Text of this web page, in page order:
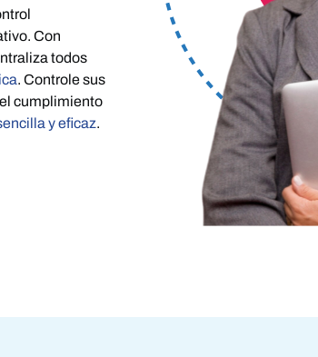
Seguimiento del gasto por proyecto
Monitoriza consumo y costes de proyectos
Con
todos
. Controle sus
cumplimiento
y eficaz.